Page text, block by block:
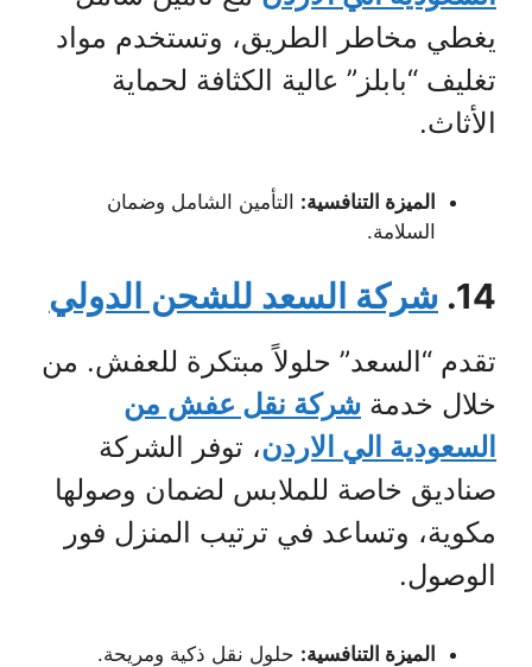
يغطي مخاطر الطريق، وتستخدم مواد
تغليف “بابلز” عالية الكثافة لحماية
الأثاث.
الميزة التنافسية: التأمين الشامل وضمان
السلامة.
14. شركة السعد للشحن الدولي
تقدم “السعد” حلولاً مبتكرة للعفش. من
خلال خدمة شركة نقل عفش من
السعودية الي الاردن، توفر الشركة
صناديق خاصة للملابس لضمان وصولها
مكوية، وتساعد في ترتيب المنزل فور
الوصول.
الميزة التنافسية: حلول نقل ذكية ومريحة.